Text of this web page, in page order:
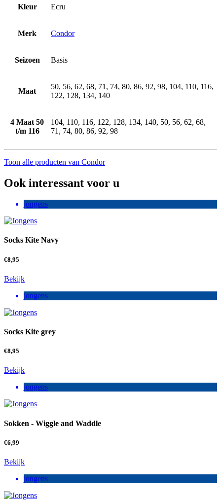
Kleur Ecru
Merk Condor
Seizoen Basis
Maat
50, 56, 62, 68, 71, 74, 80, 86, 92, 98, 104, 110, 116,
122, 128, 134, 140
4 Maat 50
t/m 116
104, 110, 116, 122, 128, 134, 140, 50, 56, 62, 68,
71, 74, 80, 86, 92, 98
Toon alle producten van Condor
Ook interessant voor u
jongens
Socks Kite Navy
€8,95
Bekijk
jongens
Socks Kite grey
€8,95
Bekijk
jongens
Sokken - Wiggle and Waddle
€6,99
Bekijk
jongens